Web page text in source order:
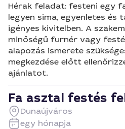
Hérak feladat: festeni egy
legyen sima, egyenletes és
igényes kivitelben. A
minőségű furnér vagy
alapozás ismerete
megkezdése előtt
ajánlatot.
Fa asztal festés
Dunaújváros
egy hónapja